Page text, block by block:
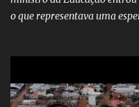
o que representava uma
meio vai ter o seu terceiro
insensatez de Vélez e as